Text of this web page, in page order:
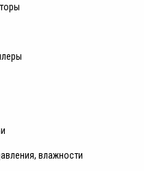
влажности